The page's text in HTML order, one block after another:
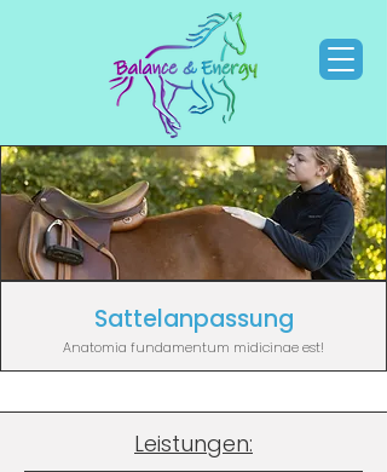
Sattelanpassung
Anatomia fundamentum midicinae est!
Leistungen: